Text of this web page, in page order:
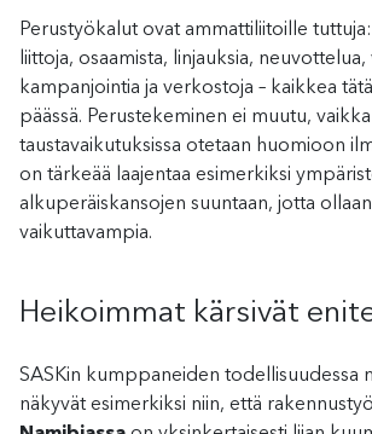
Perustyökalut ovat ammattiliitoille
liittoja, osaamista, linjauksia,
kampanjointia ja verkostoja – kaikkea
päässä. Perustekeminen ei muutu,
taustavaikutuksissa otetaan huomioon
on tärkeää laajentaa esimerkiksi
alkuperäiskansojen suuntaan, jotta
vaikuttavampia.
Heikoimmat kärsivät
SASKin kumppaneiden todellisuudessa
näkyvät esimerkiksi niin, että